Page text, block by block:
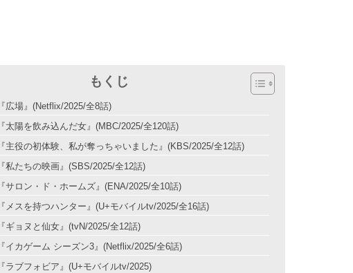
もくじ
『広場』(Netflix/2025/全8話)
『太陽を飲み込んだ女』(MBC/2025/全120話)
『主役の初体験、私が奪っちゃいました』(KBS/2025/全12話)
『私たちの映画』(SBS/2025/全12話)
『サロン・ド・ホームズ』(ENA/2025/全10話)
『メスを持つハンター』(U+モバイルtv/2025/全16話)
『ギョヌと仙女』(tvN/2025/全12話)
『イカゲーム シーズン3』(Netflix/2025/全6話)
『ラブフォビア』(U+モバイルtv/2025)